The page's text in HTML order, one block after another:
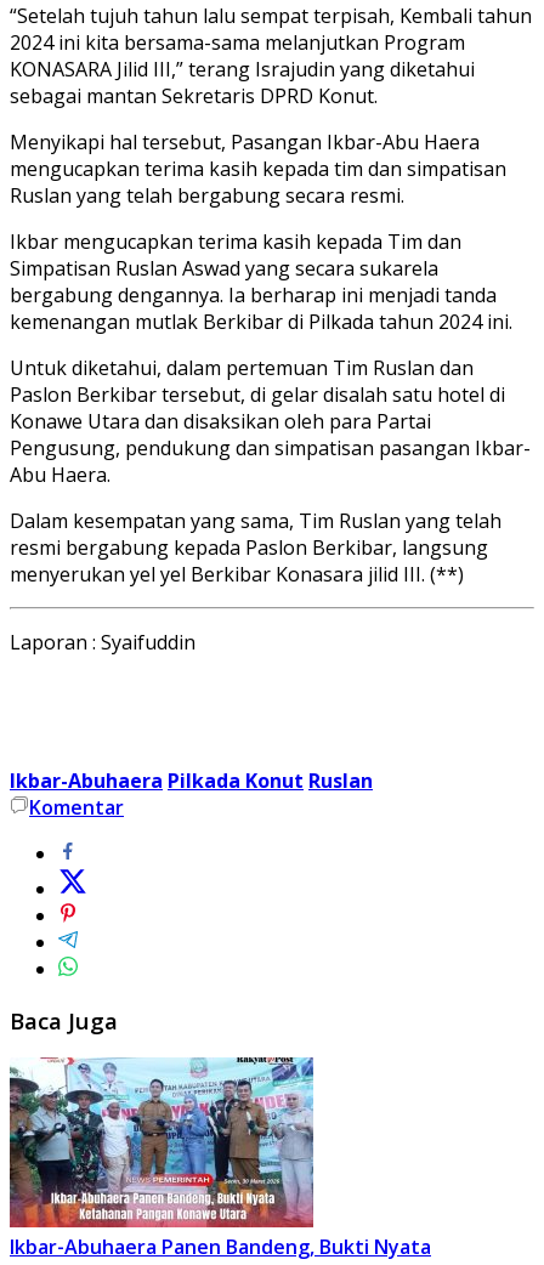
“Setelah tujuh tahun lalu sempat terpisah, Kembali tahun
2024 ini kita bersama-sama melanjutkan Program
KONASARA Jilid III,” terang Israjudin yang diketahui
sebagai mantan Sekretaris DPRD Konut.
Menyikapi hal tersebut, Pasangan Ikbar-Abu Haera
mengucapkan terima kasih kepada tim dan simpatisan
Ruslan yang telah bergabung secara resmi.
Ikbar mengucapkan terima kasih kepada Tim dan
Simpatisan Ruslan Aswad yang secara sukarela
bergabung dengannya. Ia berharap ini menjadi tanda
kemenangan mutlak Berkibar di Pilkada tahun 2024 ini.
Untuk diketahui, dalam pertemuan Tim Ruslan dan
Paslon Berkibar tersebut, di gelar disalah satu hotel di
Konawe Utara dan disaksikan oleh para Partai
Pengusung, pendukung dan simpatisan pasangan Ikbar-
Abu Haera.
Dalam kesempatan yang sama, Tim Ruslan yang telah
resmi bergabung kepada Paslon Berkibar, langsung
menyerukan yel yel Berkibar Konasara jilid III. (**)
Laporan : Syaifuddin
Ikbar-Abuhaera Pilkada Konut Ruslan
Komentar
Baca Juga
Ikbar-Abuhaera Panen Bandeng, Bukti Nyata